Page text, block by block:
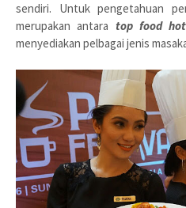
sendiri. Untuk pengetahuan
merupakan antara top food
menyediakan pelbagai jenis